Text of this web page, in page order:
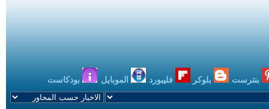
بنترست بلوكر فليبورد الموبايل بودكاست